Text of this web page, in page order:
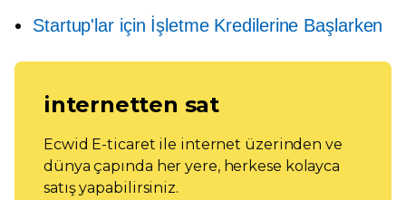
Startup'lar için İşletme Kredilerine Başlarken
internetten sat
Ecwid E-ticaret ile internet üzerinden ve
dünya çapında her yere, herkese kolayca
satış yapabilirsiniz.